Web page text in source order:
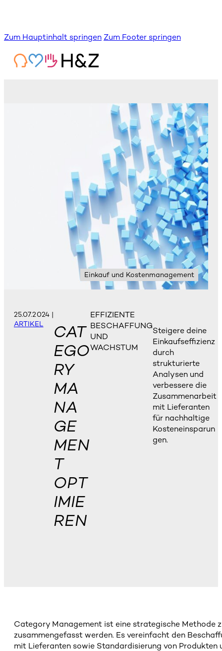
Zum Hauptinhalt springen Zum Footer springen
Einkauf und Kostenmanagement
25.07.2024|
ARTIKEL
CAT
EGO
RY
MA
NA
GE
MEN
T
OPT
IMIE
REN
EFFIZIENTE
BESCHAFFUNG
UND
WACHSTUM
Steigere deine
Einkaufseffizienz
durch
strukturierte
Analysen und
verbessere die
Zusammenarbeit
mit Lieferanten
für nachhaltige
Kosteneinsparun
gen.
Category Management ist eine strategische Methode
zusammengefasst werden. Es vereinfacht den
mit Lieferanten sowie Standardisierung von